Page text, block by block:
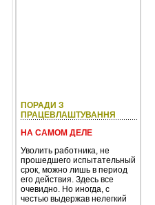
ПОРАДИ З
ПРАЦЕВЛАШТУВАННЯ
НА САМОМ ДЕЛЕ
Уволить работника, не
прошедшего испытательный
срок, можно лишь в период
его действия. Здесь все
очевидно. Но иногда, с
честью выдержав нелегкий